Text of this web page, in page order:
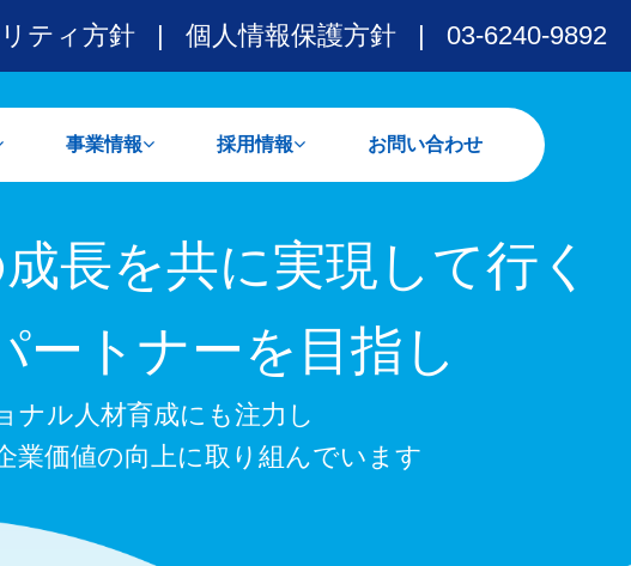
ティ方針 | 個人情報保護方針 | 03-6240-9892
事業情報 採用情報 お問い合わせ
長を共に実現して行く
ートナーを目指し
ナル人材育成にも注力し
業価値の向上に取り組んでいます